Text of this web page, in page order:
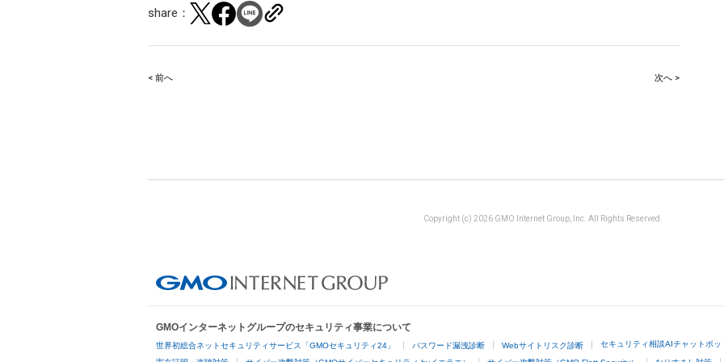
share：
Post
< 前へ 次へ >
Copyright (c) 2026 GMO Internet Group, Inc. All Rights Reserved.
GMOインターネットグループのセキュリティ事業について
世界初総合ネットセキュリティサービス「GMOセキュリティ24」 パスワード漏洩診断 Webサイトリスク診断 セキュリティ相談AIチャットボッ